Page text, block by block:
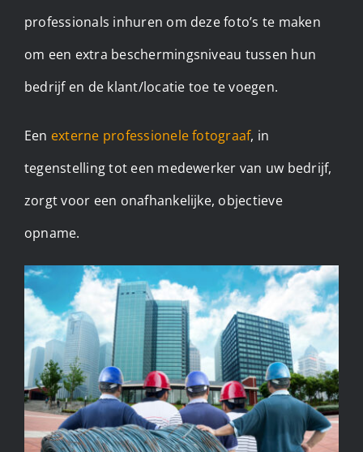
professionals inhuren om deze foto’s te maken
om een extra beschermingsniveau tussen hun
bedrijf en de klant/locatie toe te voegen.
Een externe professionele fotograaf, in
tegenstelling tot een medewerker van uw bedrijf,
zorgt voor een onafhankelijke, objectieve
opname.